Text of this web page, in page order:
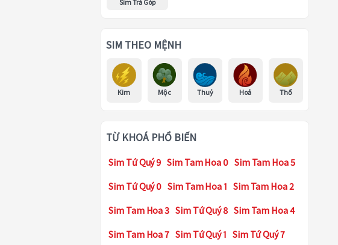
Sim Trả Góp
SIM THEO MỆNH
Kim Mộc Thuỷ Hoả Thổ
TỪ KHOÁ PHỔ BIẾN
Sim Tứ Quý 9 Sim Tam Hoa 0 Sim Tam Hoa 5
Sim Tứ Quý 0 Sim Tam Hoa 1 Sim Tam Hoa 2
Sim Tam Hoa 3 Sim Tứ Quý 8 Sim Tam Hoa 4
Sim Tam Hoa 7 Sim Tứ Quý 1 Sim Tứ Quý 7